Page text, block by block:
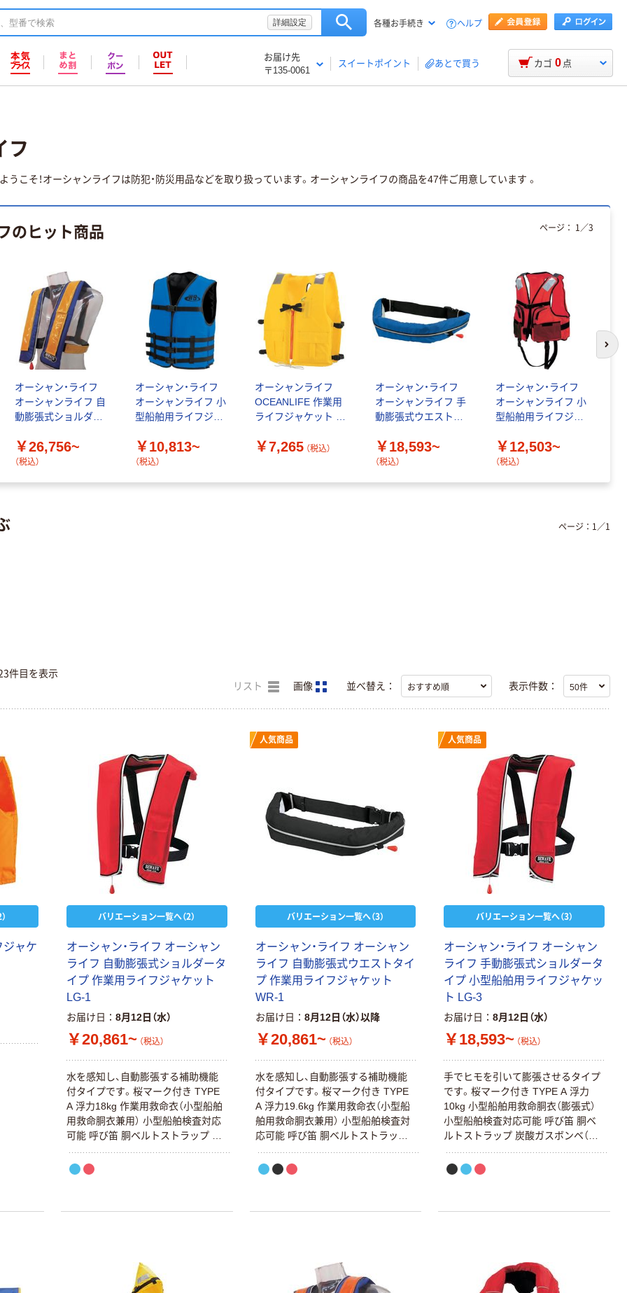
詳細設定 各種お手続き ヘルプ
お届け先
〒135-0061
スイートポイント あとで買う カゴ 0 点
フ
うこそ！オーシャンライフは防犯・防災用品などを取り扱っています。オーシャンライフの商品を47件ご用意しています 。
のヒット商品
オーシャン・ライフ
オーシャンライフ 自
動膨張式ショルダー
ジャケット LG-1-JR
￥26,756~
（税込）
オーシャン・ライフ
オーシャンライフ 小
型船舶用ライフジャ
￥10,813~
（税込）
オーシャンライフ
OCEANLIFE 作業用
ライフジャケット 背
A DX-5-YL 1着 377-
￥7,265 （税込）
オーシャン・ライフ
オーシャンライフ 手
動膨張式ウエストタ
フジャケット WR-3
￥18,593~
（税込）
オーシャン・ライフ
オーシャンライフ 小
型船舶用ライフジャ
2003-A
￥12,503~
（税込）
ページ： 1 ／3
次
ページ： 1／1
件目を表示
リスト 画像 並べ替え： 表示件数：
ジャケ
バリエーション一覧へ（2）
オーシャン・ライフ オーシャン
ライフ 自動膨張式ショルダータ
イプ 作業用ライフジャケット
LG-1
お届け日 8月12日（水）
￥20,861~ （税込）
水を感知し、自動膨張する補助機能
付タイプです。桜マーク付き TYPE
A 浮力18kg 作業用救命衣（小型船舶
用救命胴衣兼用） 小型船舶検査対応
可能 呼び笛 胴ベルトストラップ 炭
酸ガスボンベ（内容量33g） 水感知カ
ートリッジ
人気商品
バリエーション一覧へ（3）
オーシャン・ライフ オーシャン
ライフ 自動膨張式ウエストタイ
プ 作業用ライフジャケット
WR-1
お届け日 8月12日（水）以降
￥20,861~ （税込）
水を感知し、自動膨張する補助機能
付タイプです。桜マーク付き TYPE
A 浮力19.6kg 作業用救命衣（小型船
舶用救命胴衣兼用） 小型船舶検査対
応可能 呼び笛 胴ベルトストラップ
炭酸ガスボンベ（内容量33g） 水感知
カートリッジ
人気商品
バリエーション一覧へ（3）
オーシャン・ライフ オーシャン
ライフ 手動膨張式ショルダータ
イプ 小型船舶用ライフジャケッ
ト LG-3
お届け日 8月12日（水）
￥18,593~ （税込）
手でヒモを引いて膨張させるタイプ
です。桜マーク付き TYPE A 浮力
10kg 小型船舶用救命胴衣（膨張式）
小型船舶検査対応可能 呼び笛 胴ベ
ルトストラップ 炭酸ガスボンベ（内
容量17g）